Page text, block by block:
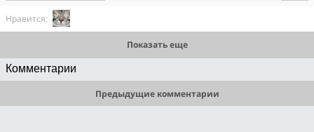
Нравится:
Показать еще
Комментарии
Предыдущие комментарии